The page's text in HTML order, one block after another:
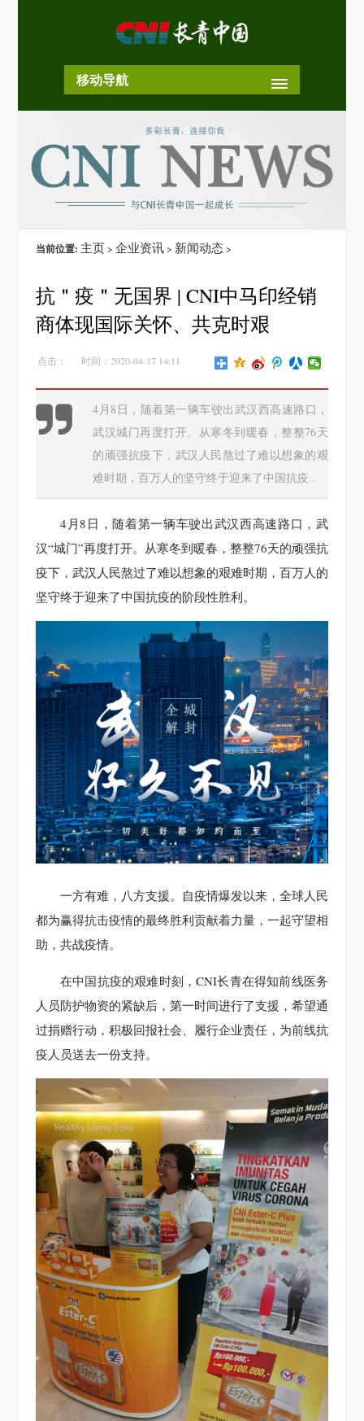
移动导航
当前位置: 主页> 企业资讯> 新闻动态>
抗＂疫＂无国界 | CNI中马印经销
商体现国际关怀、共克时艰
点击： 时间：2020-04-17 14:11
4月8日，随着第一辆车驶出武汉西高速路口，
武汉城门再度打开。从寒冬到暖春，整整76天
的顽强抗疫下，武汉人民熬过了难以想象的艰
难时期，百万人的坚守终于迎来了中国抗疫..
4月8日，随着第一辆车驶出武汉西高速路口，武
汉“城门”再度打开。从寒冬到暖春，整整76天的顽强抗
疫下，武汉人民熬过了难以想象的艰难时期，百万人的
坚守终于迎来了中国抗疫的阶段性胜利。
一方有难，八方支援。自疫情爆发以来，全球人民
都为赢得抗击疫情的最终胜利贡献着力量，一起守望相
助，共战疫情。
在中国抗疫的艰难时刻，CNI长青在得知前线医务
人员防护物资的紧缺后，第一时间进行了支援，希望通
过捐赠行动，积极回报社会、履行企业责任，为前线抗
疫人员送去一份支持。